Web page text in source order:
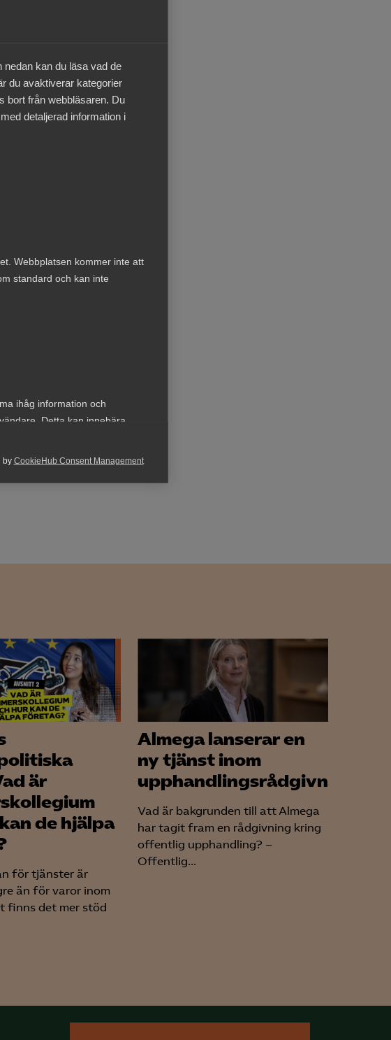
kan du läsa vad de
du avaktiverar kategorier
bort från webbläsaren. Du
detaljerad information i
Webbplatsen kommer inte att
standard och kan inte
ihåg information och
Detta kan innebära
webbplatser för att kunna
by CookieHub Consent Management
med
29 månader
även
inom de
på
för att
med
att ytterligare
arbetsmarknad:
och
är
de hjälpa
för tjänster är
än för varor inom
finns det mer stöd
Almega lanserar en
ny tjänst inom
upphandlingsrådgivning
Vad är bakgrunden till att Almega
har tagit fram en rådgivning kring
offentlig upphandling? –
Offentlig...